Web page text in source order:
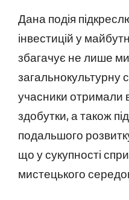
Дана подія
інвестицій у
збагачує не лише
загальнокультурну
учасники отримали
здобутки, а також
подальшого
що у сукупності
мистецького